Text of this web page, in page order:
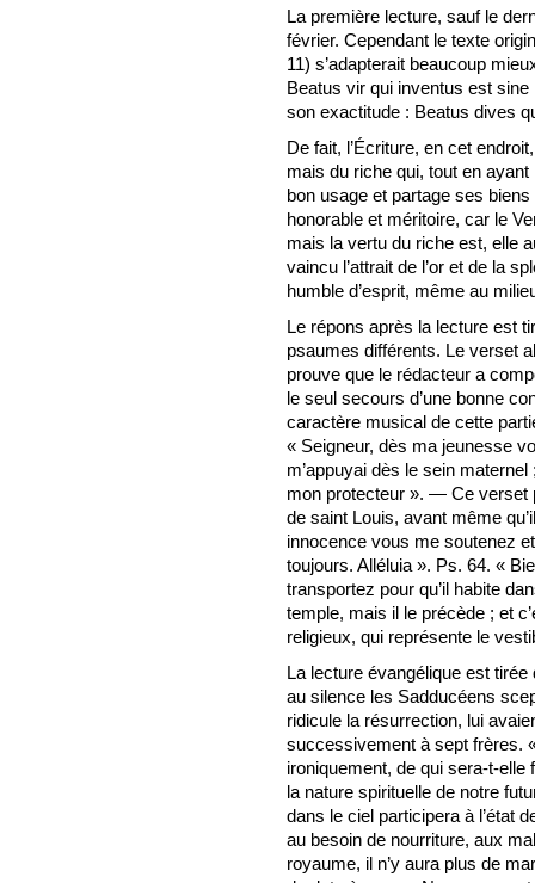
La première lecture, sauf le
février. Cependant le texte
11) s’adapterait beaucoup
Beatus vir qui inventus est
son exactitude : Beatus dives
De fait, l’Écriture, en cet
mais du riche qui, tout en
bon usage et partage ses
honorable et méritoire, car le
mais la vertu du riche est, elle
vaincu l’attrait de l’or et de la
humble d’esprit, même au
Le répons après la lecture est
psaumes différents. Le verset
prouve que le rédacteur a
le seul secours d’une bonne
caractère musical de cette
« Seigneur, dès ma jeunesse
m’appuyai dès le sein
mon protecteur ». — Ce verset
de saint Louis, avant même
innocence vous me soutenez
toujours. Alléluia ». Ps. 64. «
transportez pour qu’il habite
temple, mais il le précède ; et
religieux, qui représente le
La lecture évangélique est
au silence les Sadducéens
ridicule la résurrection, lui
successivement à sept frères.
ironiquement, de qui sera-t-
la nature spirituelle de notre
dans le ciel participera à l’état
au besoin de nourriture, aux
royaume, il n’y aura plus de